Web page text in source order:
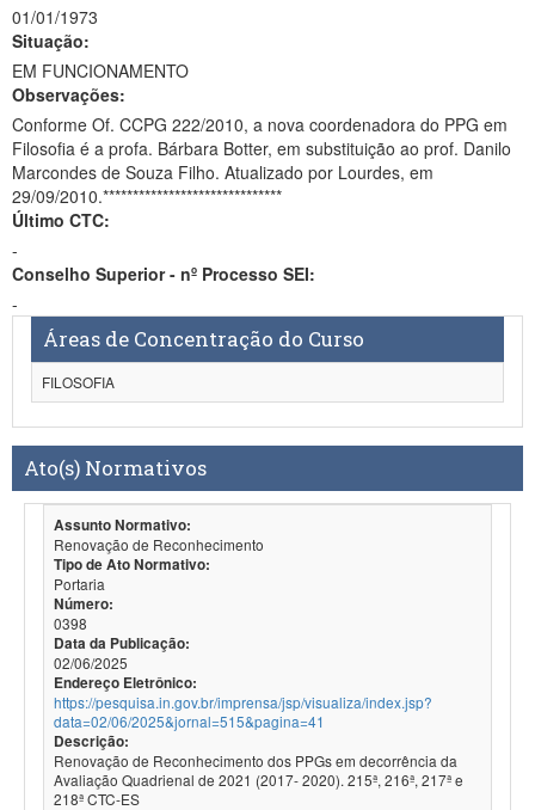
01/01/1973
Situação:
EM FUNCIONAMENTO
Observações:
Conforme Of. CCPG 222/2010, a nova coordenadora do PPG em
Filosofia é a profa. Bárbara Botter, em substituição ao prof. Danilo
Marcondes de Souza Filho. Atualizado por Lourdes, em
29/09/2010.******************************
Último CTC:
-
Conselho Superior - nº Processo SEI:
-
Áreas de Concentração do Curso
FILOSOFIA
Ato(s) Normativos
Assunto Normativo:
Renovação de Reconhecimento
Tipo de Ato Normativo:
Portaria
Número:
0398
Data da Publicação:
02/06/2025
Endereço Eletrônico:
https://pesquisa.in.gov.br/imprensa/jsp/visualiza/index.jsp?
data=02/06/2025&jornal=515&pagina=41
Descrição:
Renovação de Reconhecimento dos PPGs em decorrência da
Avaliação Quadrienal de 2021 (2017- 2020). 215ª, 216ª, 217ª e
218ª CTC-ES